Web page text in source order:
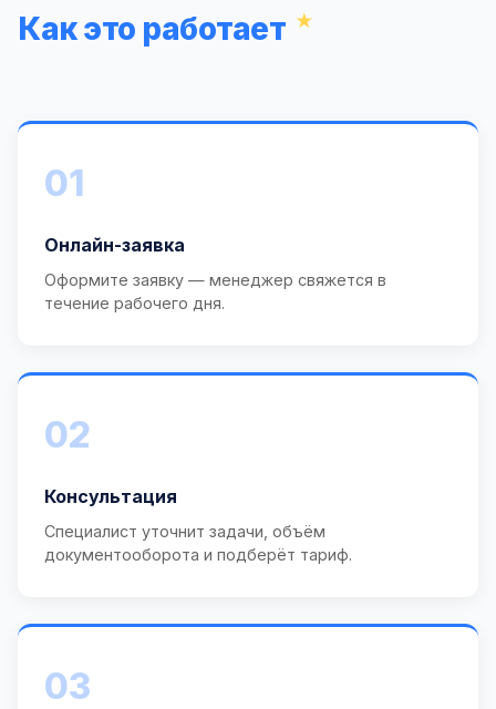
Как это работает
01
Онлайн-заявка
Оформите заявку — менеджер свяжется в
течение рабочего дня.
02
Консультация
Специалист уточнит задачи, объём
документооборота и подберёт тариф.
03